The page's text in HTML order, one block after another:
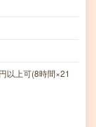
以上可(8時間×21